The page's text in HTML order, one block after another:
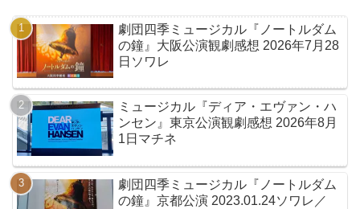
劇団四季ミュージカル『ノートルダム
の鐘』大阪公演観劇感想 2026年7月28
日ソワレ
ミュージカル『ディア・エヴァン・ハ
ンセン』東京公演観劇感想 2026年8月
1日マチネ
劇団四季ミュージカル『ノートルダム
の鐘』京都公演 2023.01.24ソワレ／